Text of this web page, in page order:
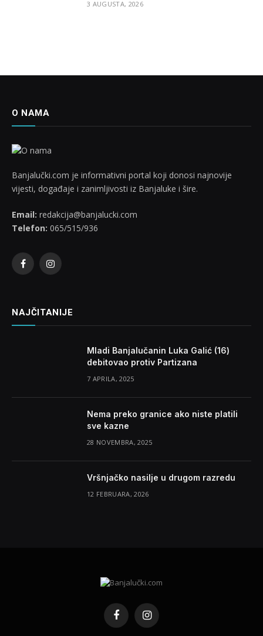
3 AUGUSTA, 2026
O NAMA
Banjalučki.com je informativni portal koji donosi najnovije
vijesti, događaje i zanimljivosti iz Banjaluke i šire.
Email: redakcija@banjalucki.com
Telefon: 065/515/936
FacebookInstagram
NAJČITANIJE
Mladi Banjalučanin Luka Galić (16)
debitovao protiv Partizana
7 APRILA, 2025
Nema preko granice ako niste platili
sve kazne
28 NOVEMBRA, 2025
Vršnjačko nasilje u drugom razredu
12 FEBRUARA, 2026
FacebookInstagram